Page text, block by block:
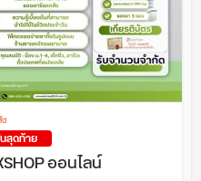
สุดท้าย
ออนไลน์